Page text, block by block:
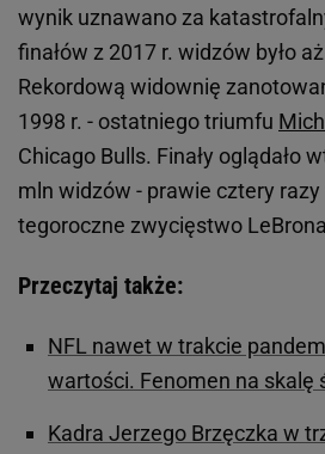
wynik uznawano za
finałów z 2017 r. widzów było
Rekordową widownię
1998 r. - ostatniego triumfu
Chicago Bulls. Finały oglądało
mln widzów - prawie cztery
tegoroczne zwycięstwo
Przeczytaj także:
NFL nawet w trakcie
wartości. Fenomen na skalę
Kadra Jerzego Brzęczka w